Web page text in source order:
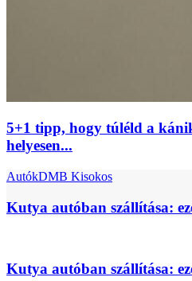
5+1 tipp, hogy túléld a
helyesen...
AutókDMB Kisokos
Kutya autóban szállítása:
Kutya autóban szállítása: